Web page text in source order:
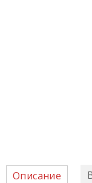
Описание